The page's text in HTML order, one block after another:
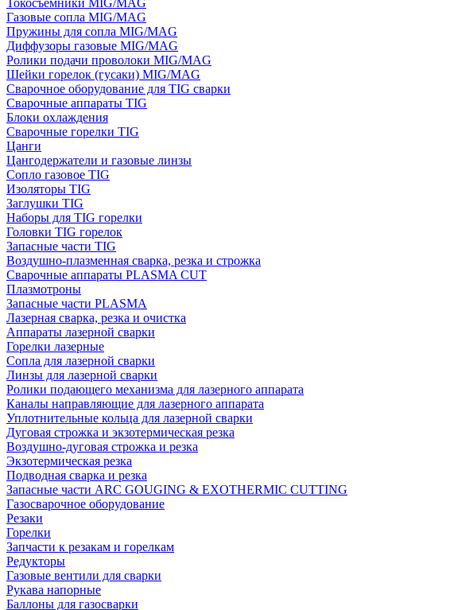
Токосъемники MIG/MAG
Газовые сопла MIG/MAG
Пружины для сопла MIG/MAG
Диффузоры газовые MIG/MAG
Ролики подачи проволоки MIG/MAG
Шейки горелок (гусаки) MIG/MAG
Сварочное оборудование для TIG сварки
Сварочные аппараты TIG
Блоки охлаждения
Сварочные горелки TIG
Цанги
Цангодержатели и газовые линзы
Сопло газовое TIG
Изоляторы TIG
Заглушки TIG
Наборы для TIG горелки
Головки TIG горелок
Запасные части TIG
Воздушно-плазменная сварка, резка и строжка
Сварочные аппараты PLASMA CUT
Плазмотроны
Запасные части PLASMA
Лазерная сварка, резка и очистка
Аппараты лазерной сварки
Горелки лазерные
Сопла для лазерной сварки
Линзы для лазерной сварки
Ролики подающего механизма для лазерного аппарата
Каналы направляющие для лазерного аппарата
Уплотнительные кольца для лазерной сварки
Дуговая строжка и экзотермическая резка
Воздушно-дуговая строжка и резка
Экзотермическая резка
Подводная сварка и резка
Запасные части ARC GOUGING & EXOTHERMIC CUTTING
Газосварочное оборудование
Резаки
Горелки
Запчасти к резакам и горелкам
Редукторы
Газовые вентили для сварки
Рукава напорные
Баллоны для газосварки